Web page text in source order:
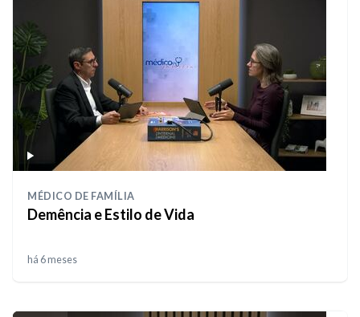
MÉDICO DE FAMÍLIA
Demência e Estilo de Vida
há 6 meses